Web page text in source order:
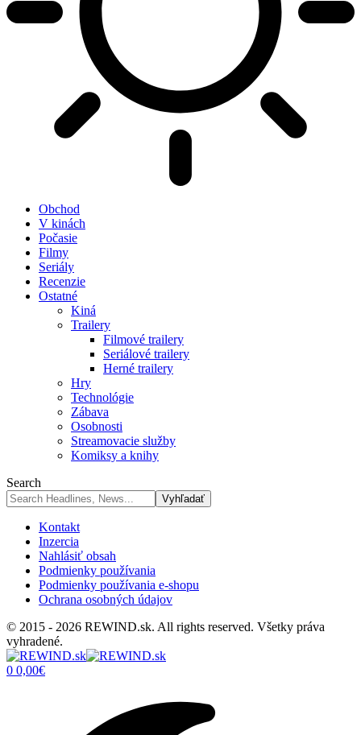
Obchod
V kinách
Počasie
Filmy
Seriály
Recenzie
Ostatné
Kiná
Trailery
Filmové trailery
Seriálové trailery
Herné trailery
Hry
Technológie
Zábava
Osobnosti
Streamovacie služby
Komiksy a knihy
Search
Kontakt
Inzercia
Nahlásiť obsah
Podmienky používania
Podmienky používania e-shopu
Ochrana osobných údajov
© 2015 - 2026 REWIND.sk. All rights reserved. Všetky práva
vyhradené.
0 0,00€